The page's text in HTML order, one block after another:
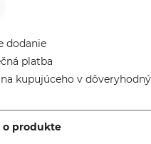
dodanie
platba
kupujúceho v
o produkte